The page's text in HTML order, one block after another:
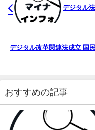
デジタル
デジタル改革関連法成立 国
おすすめの記事